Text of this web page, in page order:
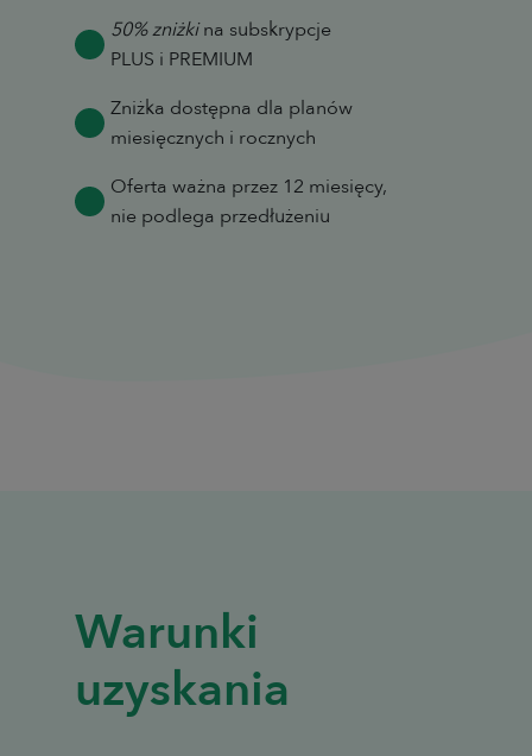
50% zniżkina subskrypcje
PLUS i PREMIUM
Zniżka dostępna dla planów
miesięcznych i rocznych
Oferta ważna przez 12 miesięcy,
nie podlega przedłużeniu
Warunki
uzyskania